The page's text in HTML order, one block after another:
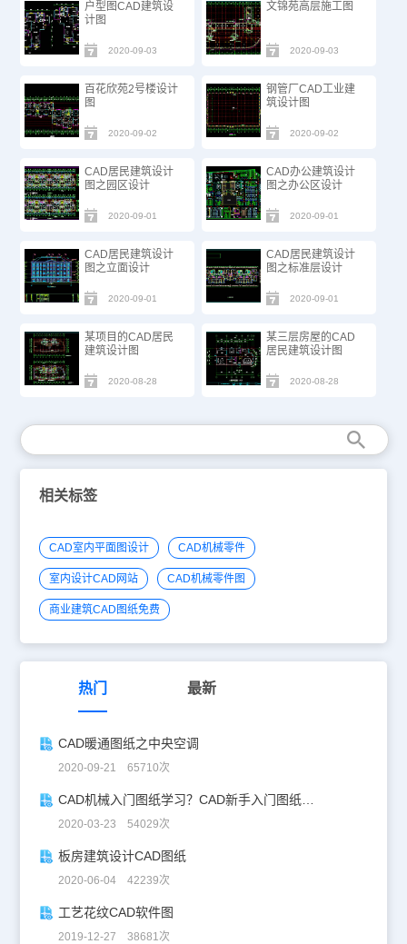
户型图CAD建筑设
计图
2020-09-03
文锦苑高层施工图
2020-09-03
百花欣苑2号楼设计
图
2020-09-02
钢管厂CAD工业建
筑设计图
2020-09-02
CAD居民建筑设计
图之园区设计
2020-09-01
CAD办公建筑设计
图之办公区设计
2020-09-01
CAD居民建筑设计
图之立面设计
2020-09-01
CAD居民建筑设计
图之标准层设计
2020-09-01
某项目的CAD居民
建筑设计图
2020-08-28
某三层房屋的CAD
居民建筑设计图
2020-08-28
相关标签
CAD室内平面图设计 CAD机械零件
室内设计CAD网站 CAD机械零件图
商业建筑CAD图纸免费
热门 最新
CAD暖通图纸之中央空调
2020-09-21 65710次
CAD机械入门图纸学习？CAD新手入门图纸练习
2020-03-23 54029次
板房建筑设计CAD图纸
2020-06-04 42239次
工艺花纹CAD软件图
2019-12-27 38681次